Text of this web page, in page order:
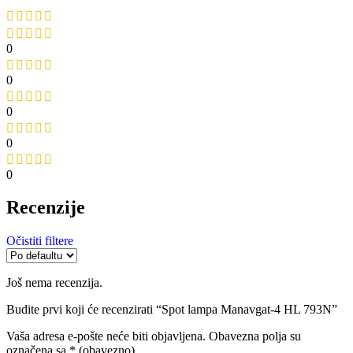
0
0
0
0
0
Recenzije
Očistiti filtere
Još nema recenzija.
Budite prvi koji će recenzirati “Spot lampa Manavgat-4 HL 793N”
Vaša adresa e-pošte neće biti objavljena. Obavezna polja su